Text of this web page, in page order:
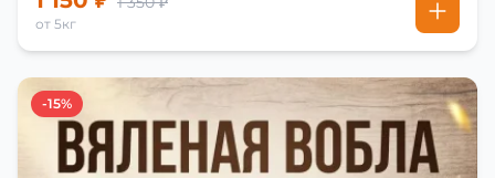
от 5кг
-15%